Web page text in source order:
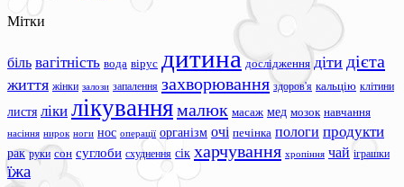
Мітки
біль вагітність вода вірус дитина дослідження діти дієта
життя жінки залози запалення захворювання здоров'я кальцію клітини
листя ліки лікуваннямалюк масаж мед мозок навчання
насіння нирок ноги нос операції організм очі печінка пологи продукти
рак руки сон суглоби схуднення сік харчування хропіння чай іграшки
їжа